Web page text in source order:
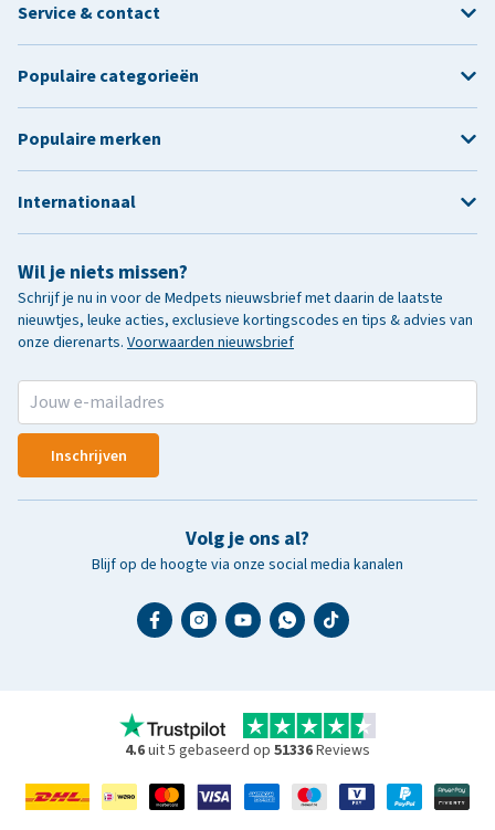
Wil je niets missen?
Schrijf je nu in voor de Medpets nieuwsbrief met daarin de laatste
nieuwtjes, leuke acties, exclusieve kortingscodes en tips & advies van
onze dierenarts. Voorwaarden nieuwsbrief
Inschrijven
Volg je ons al?
Blijf op de hoogte via onze social media kanalen
Service & contact
Populaire categorieën
Populaire merken
Internationaal
4.6uit 5 gebaseerd op 51336Reviews